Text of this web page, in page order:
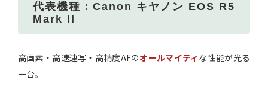
代表機種：Canon キヤノン EOS R5
Mark II
高画素・高速連写・高精度AFのオールマイティ な性能が光る
一台。